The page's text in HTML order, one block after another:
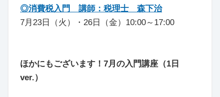
◎消費税入門 講師：税理士 森下治
7月23日（火）・26日（金）10:00～17:00
ほかにもございます！7月の入門講座（1日
ver.）